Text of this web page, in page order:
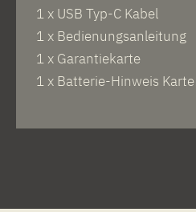
1 x USB Typ-C Kabel
1 x Bedienungsanleitung
1 x Garantiekarte
1 x Batterie-Hinweis Karte